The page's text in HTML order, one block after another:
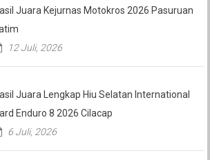
Juara Kejurnas Motokros 2026 Pasuruan
12 Juli, 2026
Juara Lengkap Hiu Selatan International
Enduro 8 2026 Cilacap
6 Juli, 2026